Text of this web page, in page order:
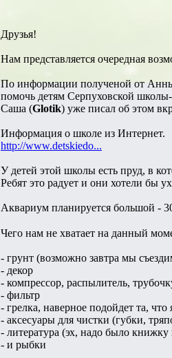
Друзья!
Нам представляется очередная
По информации полученой от
помочь детям Серпуховской
Саша (Glotik) уже писал об этом
Информация о школе из Интернет.
http://www.detskiedo...
У детей этой школы есть пруд, в
Ребят это радует и они хотели бы
Аквариум планируется большой -
Чего нам не хватает на данный
- грунт (возможно завтра мы
- декор
- компрессор, распылитель,
- фильтр
- грелка, наверное подойдет та,
- аксесуары для чистки (губки,
- литература (эх, надо было
- и рыбки